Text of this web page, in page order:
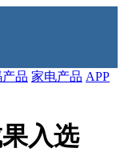
品 家电产品 APP
入选